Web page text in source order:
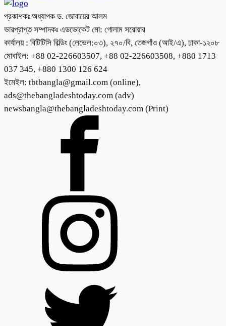
প্রকাশকঃ অধ্যাপক ড. জোবায়ের আলম
ভারপ্রাপ্ত সম্পাদকঃ এডভোকেট মো: গোলাম সরোয়ার
কার্যালয় : বিটিটিসি বিল্ডিং (লেভেল:০৩), ২৭০/বি, তেজগাঁও (আই/এ), ঢাকা-১২০৮
মোবাইল: +88 02-226603507, +88 02-226603508, +880 1713
037 345, +880 1300 126 624
ইমেইল: tbtbangla@gmail.com (online),
ads@thebangladeshtoday.com (adv)
newsbangla@thebangladeshtoday.com (Print)